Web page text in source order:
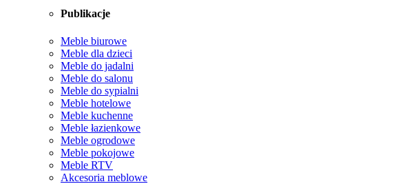
Publikacje
Meble biurowe
Meble dla dzieci
Meble do jadalni
Meble do salonu
Meble do sypialni
Meble hotelowe
Meble kuchenne
Meble łazienkowe
Meble ogrodowe
Meble pokojowe
Meble RTV
Akcesoria meblowe